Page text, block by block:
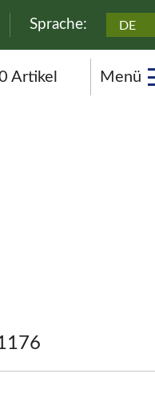
Sprache:
Artikel Menü